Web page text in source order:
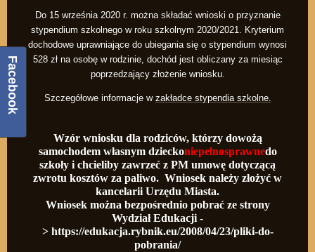
Do 15 września 2020 r. można składać wnioski o przyznanie
stypendium szkolnego w roku szkolnym 2020/2021. Kryterium
dochodowe uprawniające do ubiegania się o stypendium wynosi
528 zł na osobę w rodzinie, dochód jest obliczany za miesiąc
poprzedzający złożenie wniosku.
Szczegółowe informacje w zakładce stypendia szkolne.
Wzór wniosku dla rodziców, którzy dowożą
samochodem własnym dzieckoniepełnosprawnedo
szkoły i chcieliby zawrzeć z PM umowę dotyczącą
zwrotu kosztów za paliwo. Wniosek należy złożyć w
kancelarii Urzędu Miasta.
Wniosek można bezpośrednio pobrać ze strony
Wydział Edukacji -
> https://edukacja.rybnik.eu/2008/04/23/pliki-do-
pobrania/
Facebook